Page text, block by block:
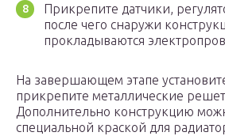
Прикрепите датчики,
после чего снаружи
прокладываются
На завершающем этапе
прикрепите металлические
Дополнительно конструкцию
специальной краской для